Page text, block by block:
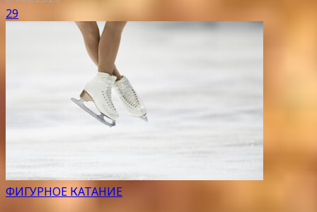
29
ФИГУРНОЕ КАТАНИЕ